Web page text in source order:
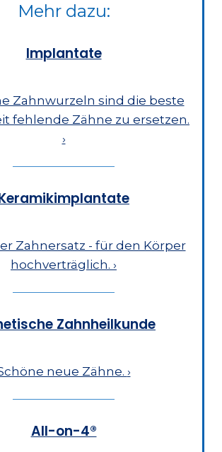
Mehr dazu:
Implantate
Zahnwurzeln sind die beste
fehlende Zähne zu ersetzen.
›
Zahnersatz - für den Körper
hochverträglich. ›
Zahnheilkunde
neue Zähne. ›
All-on-4®